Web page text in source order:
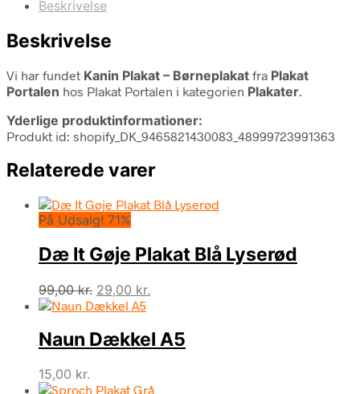
Beskrivelse
Beskrivelse
Vi har fundet Kanin Plakat – Børneplakat fra Plakat
Portalen hos Plakat Portalen i kategorien Plakater.
Yderlige produktinformationer:
Produkt id: shopify_DK_9465821430083_48999723991363
Relaterede varer
På Udsalg! 71%
Dæ It Gøje Plakat Blå Lyserød
99,00kr. Den
oprindelige
var:
99,00 kr..
29,00 kr.
er:
29,00 kr..
Naun Dækkel A5
15,00 kr.